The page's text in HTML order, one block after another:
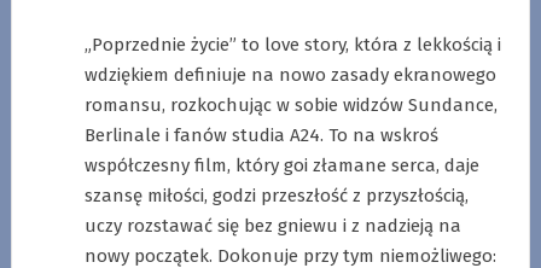
„Poprzednie życie” to love story, która z lekkością i
wdziękiem definiuje na nowo zasady ekranowego
romansu, rozkochując w sobie widzów Sundance,
Berlinale i fanów studia A24. To na wskroś
współczesny film, który goi złamane serca, daje
szansę miłości, godzi przeszłość z przyszłością,
uczy rozstawać się bez gniewu i z nadzieją na
nowy początek. Dokonuje przy tym niemożliwego: